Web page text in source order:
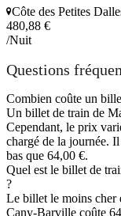
Côte des Petites
480,88 €
/Nuit
Questions
Combien coûte un
Un billet de train de
Cependant, le prix
chargé de la journée.
bas que 64,00 €.
Quel est le billet de
?
Le billet le moins cher
Cany-Barville coûte